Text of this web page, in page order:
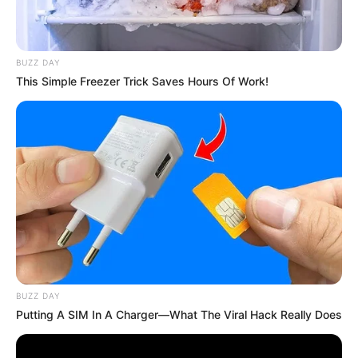
Kewarganegaraan: Indonesia
Agama: Islam
Profesi: Aktris, Model
Twitter:@marshatimothy2
Threads: –
Instagram:@marshatimothy
TikTok: –
Youtube: –
Tinggi, Berat & Penampilan Fisik
BUZZ DAY
This Simple Freezer Trick Saves Hours Of Work!
BUZZ DAY
Putting A SIM In A Charger—What The Viral Hack Really Does